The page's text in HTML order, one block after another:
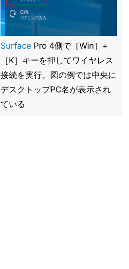
Surface Pro 4側で［Win］+
［K］キーを押してワイヤレス
接続を実行。図の例では中央に
デスクトップPC名が表示され
ている